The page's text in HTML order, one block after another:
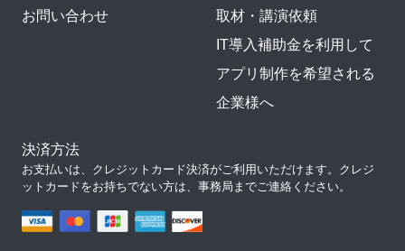
お問い合わせ
取材・講演依頼
IT導入補助金を利用して
アプリ制作を希望される
企業様へ
決済方法
お支払いは、クレジットカード決済がご利用いただけます。クレジ
ットカードをお持ちでない方は、事務局までご連絡ください。